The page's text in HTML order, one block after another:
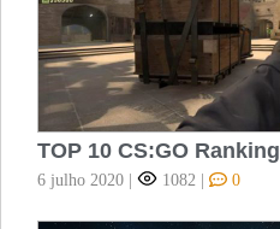
TOP 10 CS:GO Ranking
6 julho 2020 | 1082 | 0